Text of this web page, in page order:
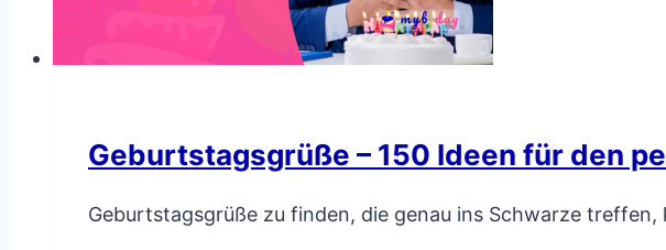
Geburtstagsgrüße – 150 Ideen für den
Geburtstagsgrüße zu finden, die genau ins Schwarze